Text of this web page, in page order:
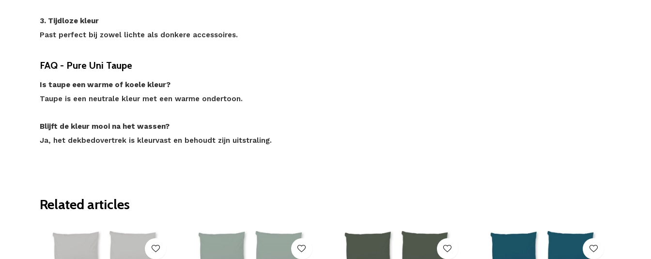
3. Tijdloze kleur
Past perfect bij zowel lichte als donkere accessoires.
FAQ - Pure Uni Taupe
Is taupe een warme of koele kleur?
Taupe is een neutrale kleur met een warme ondertoon.
Blijft de kleur mooi na het wassen?
Ja, het dekbedovertrek is kleurvast en behoudt zijn uitstraling.
Related articles